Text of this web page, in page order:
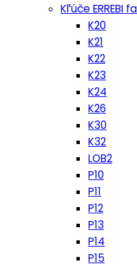
Kľúče ERREBI
K20
K21
K22
K23
K24
K26
K30
K32
LOB2
P10
P11
P12
P13
P14
P15